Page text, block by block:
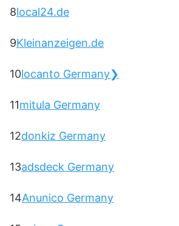
8local24.de
9Kleinanzeigen.de
10locanto Germany❯
11mitula Germany
12donkiz Germany
13adsdeck Germany
14Anunico Germany